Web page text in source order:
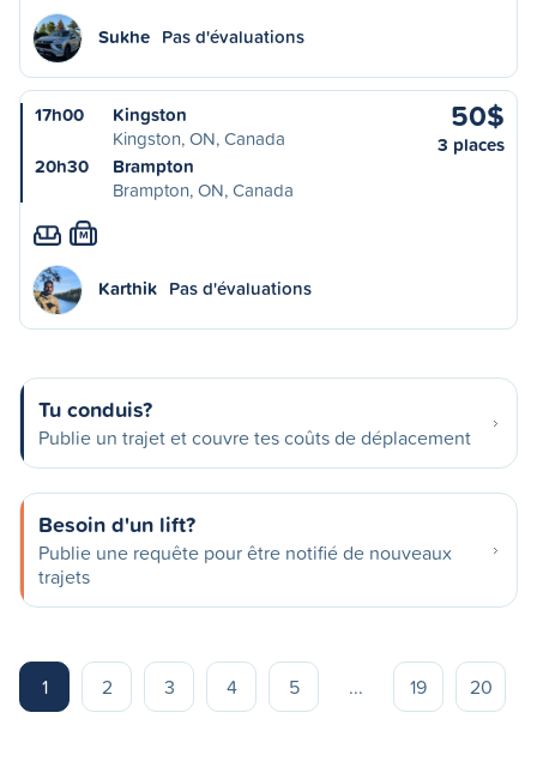
Sukhe Pas d'évaluations
17h00
Kingston
Kingston, ON, Canada
20h30
Brampton
Brampton, ON, Canada
50$
3 places
M
Karthik Pas d'évaluations
Tu conduis?
Publie un trajet et couvre tes coûts de déplacement
Besoin d'un lift?
Publie une requête pour être notifié de nouveaux
trajets
1 2 3 4 5 ... 19 20